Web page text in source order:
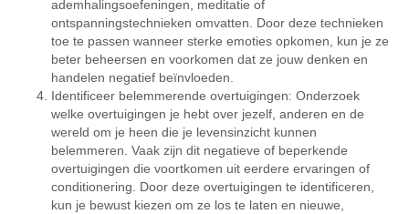
ademhalingsoefeningen, meditatie of
ontspanningstechnieken omvatten. Door deze technieken
toe te passen wanneer sterke emoties opkomen, kun je ze
beter beheersen en voorkomen dat ze jouw denken en
handelen negatief beïnvloeden.
Identificeer belemmerende overtuigingen: Onderzoek
welke overtuigingen je hebt over jezelf, anderen en de
wereld om je heen die je levensinzicht kunnen
belemmeren. Vaak zijn dit negatieve of beperkende
overtuigingen die voortkomen uit eerdere ervaringen of
conditionering. Door deze overtuigingen te identificeren,
kun je bewust kiezen om ze los te laten en nieuwe,